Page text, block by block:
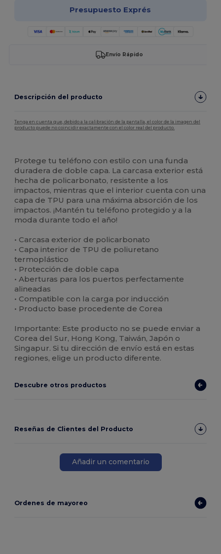
Presupuesto Exprés
Envío Rápido
Descripción del producto
Tenga en cuenta que, debido a la calibración de la pantalla, el color de la imagen del
producto puede no coincidir exactamente con el color real del producto.
Protege tu teléfono con estilo con una funda
duradera de doble capa. La carcasa exterior está
hecha de policarbonato, resistente a los
impactos, mientras que el interior cuenta con una
capa de TPU para una máxima absorción de los
impactos. ¡Mantén tu teléfono protegido y a la
moda durante todo el año!
• Carcasa exterior de policarbonato
• Capa interior de TPU de poliuretano
termoplástico
• Protección de doble capa
• Aberturas para los puertos perfectamente
alineadas
• Compatible con la carga por inducción
• Producto base procedente de Corea
Importante: Este producto no se puede enviar a
Corea del Sur, Hong Kong, Taiwán, Japón o
Singapur. Si tu dirección de envío está en estas
regiones, elige un producto diferente.
Descubre otros productos
Reseñas de Clientes del Producto
Añadir un comentario
Ordenes de mayoreo